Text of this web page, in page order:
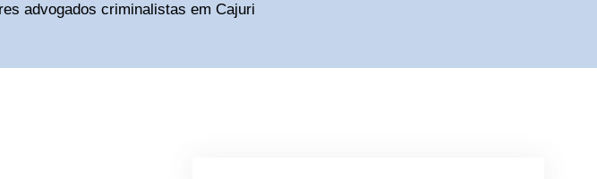
advogados criminalistas em Cajuri